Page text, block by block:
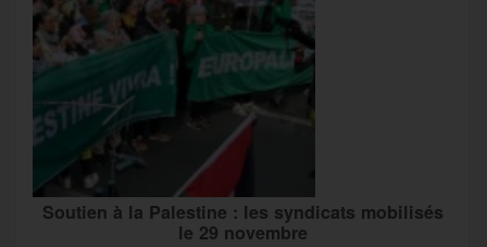
Soutien à la Palestine : les syndicats mobilisés
le 29 novembre